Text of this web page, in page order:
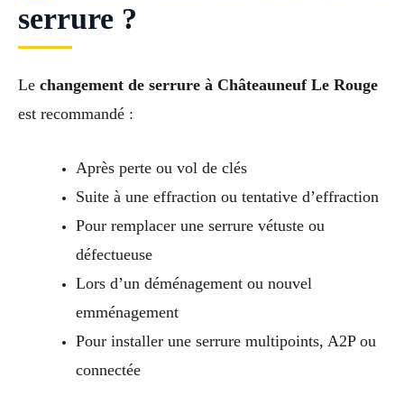
serrure ?
Le changement de serrure à Châteauneuf Le Rouge
est recommandé :
Après perte ou vol de clés
Suite à une effraction ou tentative d’effraction
Pour remplacer une serrure vétuste ou
défectueuse
Lors d’un déménagement ou nouvel
emménagement
Pour installer une serrure multipoints, A2P ou
connectée